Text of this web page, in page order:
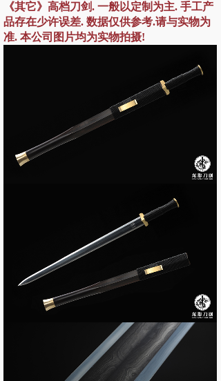
《其它》高档刀剑. 一般以定制为主. 手工产
品存在少许误差. 数据仅供参考.请与实物为
准. 本公司图片均为实物拍摄!